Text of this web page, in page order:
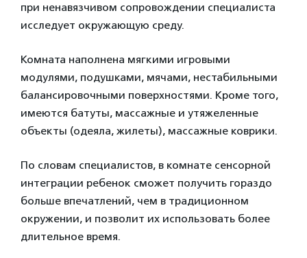
при ненавязчивом сопровождении специалиста
исследует окружающую среду.
Комната наполнена мягкими игровыми
модулями, подушками, мячами, нестабильными
балансировочными поверхностями. Кроме того,
имеются батуты, массажные и утяжеленные
объекты (одеяла, жилеты), массажные коврики.
По словам специалистов, в комнате сенсорной
интеграции ребенок сможет получить гораздо
больше впечатлений, чем в традиционном
окружении, и позволит их использовать более
длительное время.